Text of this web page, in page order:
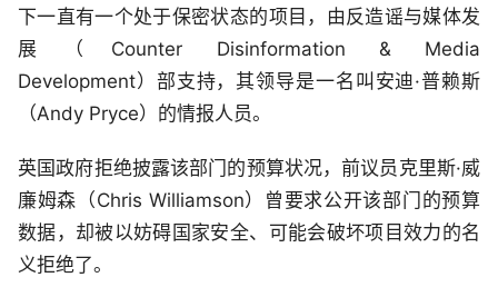
下一直有一个处于保密状态的项目，由反造谣与媒体发
展（Counter Disinformation & Media
Development）部支持，其领导是一名叫安迪·普赖斯
（Andy Pryce）的情报人员。
英国政府拒绝披露该部门的预算状况，前议员克里斯·威
廉姆森（Chris Williamson）曾要求公开该部门的预算
数据，却被以妨碍国家安全、可能会破坏项目效力的名
义拒绝了。